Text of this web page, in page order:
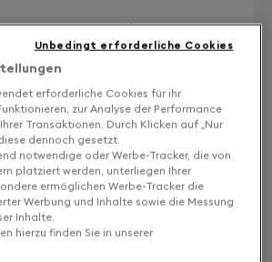
Ihre Farbe
Wählen Sie Ihr Erlebnis
erforderliche Cookies für ihr
zur Analyse der Performance
Transaktionen. Durch Klicken auf „Nur
dennoch gesetzt.
notwendige oder Werbe-Tracker, die von
platziert werden, unterliegen Ihrer
ermöglichen Werbe-Tracker die
Werbung und Inhalte sowie die Messung
Inhalte.
hierzu finden Sie in unserer
Unbedingt erforderliche Cookies